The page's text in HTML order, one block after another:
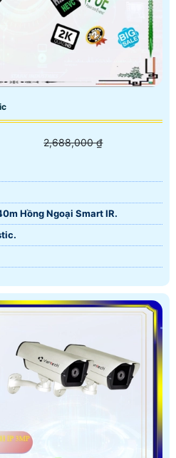
2,688,000 ₫
Hồng Ngoại Smart IR.